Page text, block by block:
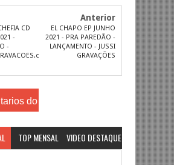
CD
-
-
Anterior
EL CHAPO EP JUNHO
2021 - PRA PAREDÃO -
LANÇAMENTO - JUSSI
GRAVAÇÕES
do
TOP MENSAL VIDEO DESTAQUE